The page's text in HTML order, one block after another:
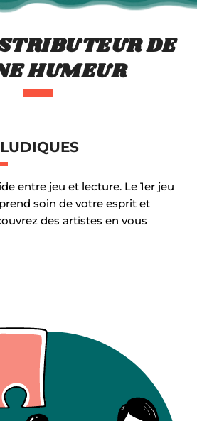
DE
HUMEUR
entre jeu et lecture. Le 1er jeu
soin de votre esprit et
des artistes en vous